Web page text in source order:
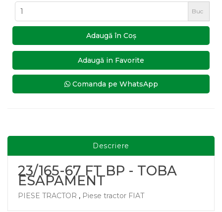
Buc
Adaugă în Coş
Adaugă in Favorite
Comanda pe WhatsApp
Descriere
23/165-67 FT BP - TOBA
ESAPAMENT
PIESE TRACTOR , Piese tractor FIAT